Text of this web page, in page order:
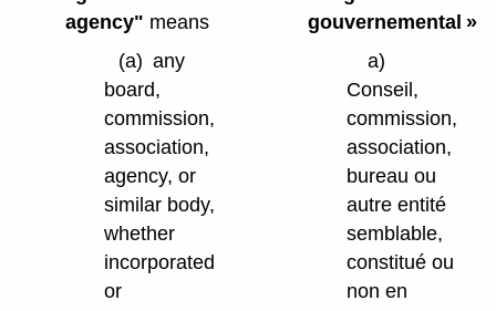
agency" means
(a) any
board,
commission,
association,
agency, or
similar body,
whether
incorporated
or
gouvernemental »
a)
Conseil,
commission,
association,
bureau ou
autre entité
semblable,
constitué ou
non en